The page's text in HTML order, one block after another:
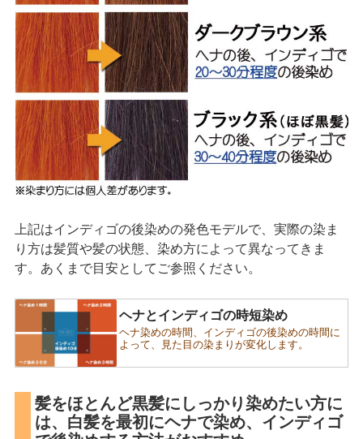
上記はインディゴの後染めの発色モデルで、実際の染ま
り方は髪質や髪の状態、染め方によって異なってきま
す。あくまで目安としてご参照ください。
ヘナとインディゴの時短染め
ヘナ染めの時間、インディゴの後染めの時間に
よって、見た目の染まりが変化します。
髪をほとんど黒髪にしっかり染めたい方に
は、白髪を最初にヘナで染め、インディゴ